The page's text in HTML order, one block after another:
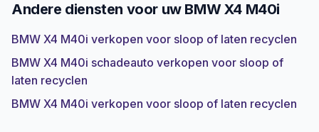
Andere diensten voor uw BMW X4 M40i
BMW X4 M40i verkopen voor sloop of laten recyclen
BMW X4 M40i schadeauto verkopen voor sloop of
laten recyclen
BMW X4 M40i verkopen voor sloop of laten recyclen